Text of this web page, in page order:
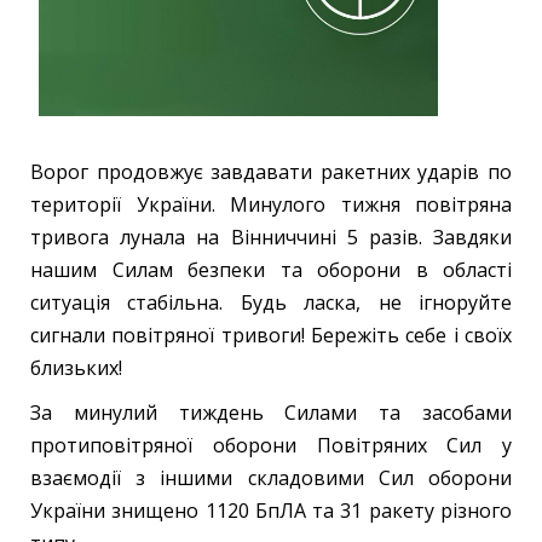
Ворог продовжує завдавати ракетних ударів по
території України. Минулого тижня повітряна
тривога лунала на Вінниччині 5 разів. Завдяки
нашим Силам безпеки та оборони в області
ситуація стабільна. Будь ласка, не ігноруйте
сигнали повітряної тривоги! Бережіть себе і своїх
близьких!
За минулий тиждень Силами та засобами
протиповітряної оборони Повітряних Сил у
взаємодії з іншими складовими Сил оборони
України знищено 1120 БпЛА та 31 ракету різного